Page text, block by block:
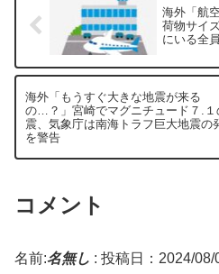
海外「航
荷物サイ
にいる全
海外「もうすぐ大きな地震が来る
の…？」宮崎でマグニチュード７.１
震、気象庁は南海トラフ巨大地震の
を警告
コメント
名前:名無し : 投稿日：2024/08/